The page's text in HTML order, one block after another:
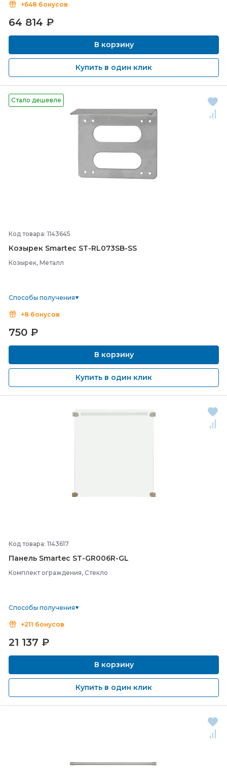
+648 бонусов
64 814 ₽
В корзину
Купить в один клик
Стало дешевле
Код товара: 1143645
Козырек Smartec ST-RL073SB-SS
Козырек, Металл
Способы получения
+8 бонусов
750 ₽
В корзину
Купить в один клик
Код товара: 1143617
Панель Smartec ST-GR006R-GL
Комплект ограждения, Стекло
Способы получения
+211 бонусов
21 137 ₽
В корзину
Купить в один клик